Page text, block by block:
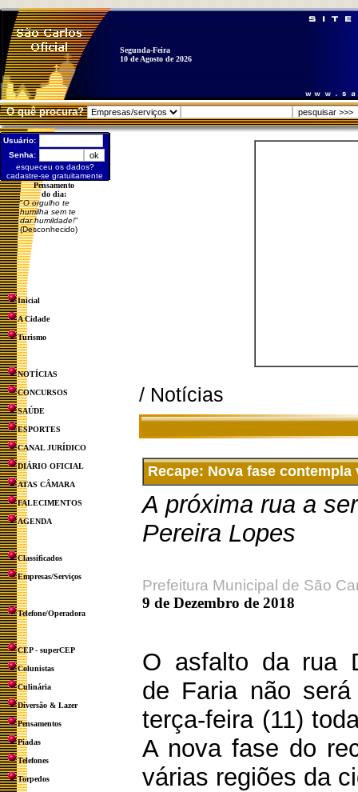
Segunda-Feira
10 de Agosto de 2026
O quê procura?
Usuário:
Senha:
esqueceu os dados?
cadastre-se gratuitamente
Pensamento
do dia:
"O orgulho te
humilha sem te
dar humildade!"
(Desconhecido)
Inicial
A Cidade
Turismo
NOTÍCIAS
CONCURSOS
SAÚDE
ESPORTES
CANAL JURÍDICO
DIÁRIO OFICIAL
ATAS CÂMARA
FALECIMENTOS
AGENDA
Classificados
Empresas/Serviços
Telefone/Operadora
CEP - superCEP
Colunistas
Culinária
Diversão & Lazer
Pensamentos
Piadas
Telefones
Torpedos
/ Notícias
Recape: Nova fase
A próxima rua a
Pereira Lopes
Prefeitura Municipal de São
9 de Dezembro de 2018
O asfalto da rua
de Faria não
terça-feira (11)
A nova fase do
várias regiões da